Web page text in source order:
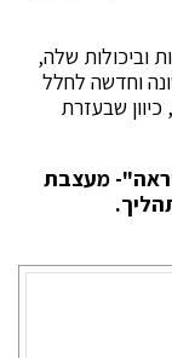
וביכולות שלה,
וחדשה לחלל
שבעזרת
מעצבת